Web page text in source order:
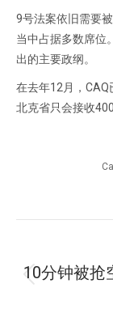
9号法案依旧需要
当中占据多数席位
出的主要政纲。
在去年12月，
北克省只会接收
章
10分钟被抢